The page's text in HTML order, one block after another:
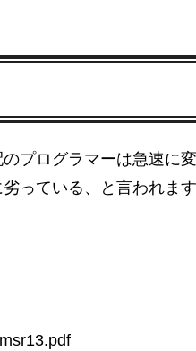
プログラマーは急速に
っている、と言われます